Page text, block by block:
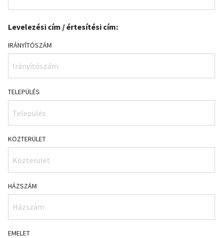
Levelezési cím / értesítési cím:
IRÁNYÍTÓSZÁM
TELEPÜLÉS
KÖZTERÜLET
HÁZSZÁM
EMELET